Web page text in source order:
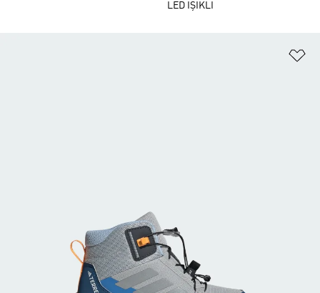
LED IŞIKLI